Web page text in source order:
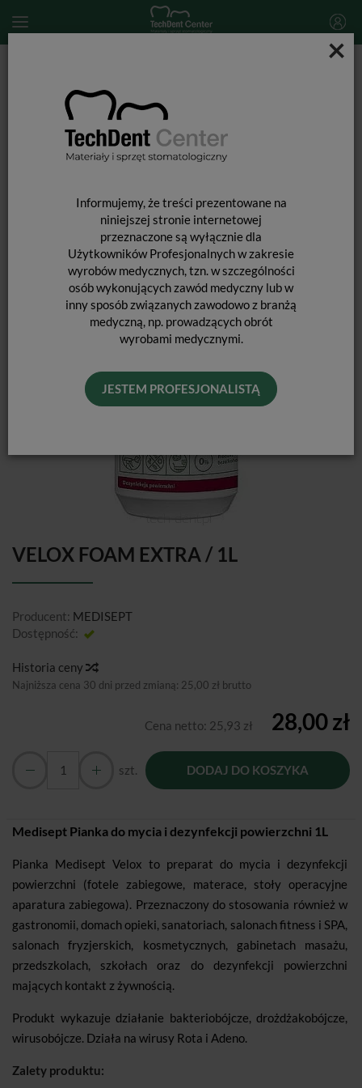
×
Informujemy, że treści prezentowane na
niniejszej stronie internetowej
przeznaczone są wyłącznie dla
Użytkowników Profesjonalnych w zakresie
wyrobów medycznych, tzn. w szczególności
osób wykonujących zawód medyczny lub w
inny sposób związanych zawodowo z branżą
medyczną, np. prowadzących obrót
wyrobami medycznymi.
JESTEM PROFESJONALISTĄ
VELOX FOAM EXTRA / 1L
Producent: MEDISEPT
Dostępność:
Historia ceny
Najniższa cena 30 dni przed zmianą: 25,00 zł brutto
Cena netto: 25,93 zł 28,00 zł
szt. DODAJ DO KOSZYKA
Medisept Pianka do mycia i dezynfekcji powierzchni 1L
Pianka Medisept Velox to preparat do mycia i dezynfekcji
powierzchni (fotele zabiegowe, materace, stoły operacyjne
aparatura zabiegowa). Przeznaczony do stosowania również w
gastronomii, domach opieki, sanatoriach, salonach fitness i SPA,
salonach fryzjerskich, kosmetycznych, gabinetach masażu,
przedszkolach, szkołach oraz do dezynfekcji powierzchni
mających kontakt z żywnością.
Produkt wykazuje działanie bakteriobójcze, drożdżakobójcze,
wirusobójcze. Działa na wirusy Rota i Adeno.
Zalety produktu: